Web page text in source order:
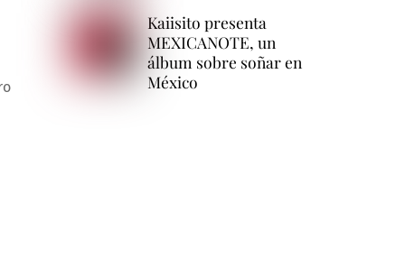
Kaiisito presenta
MEXICANOTE, un
álbum sobre soñar en
México